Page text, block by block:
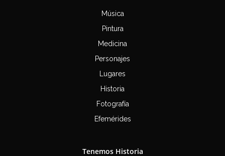
Música
Pintura
Medicina
Personajes
Lugares
Historia
Fotografía
Efemérides
Tenemos Historia